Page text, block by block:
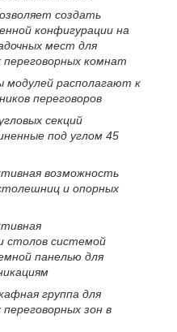
создать
конфигурации на
мест для
комнат
располагают к
переговоров
секций
под углом 45
возможность
и опорных
столов системой
панелью для
группа для
зон в